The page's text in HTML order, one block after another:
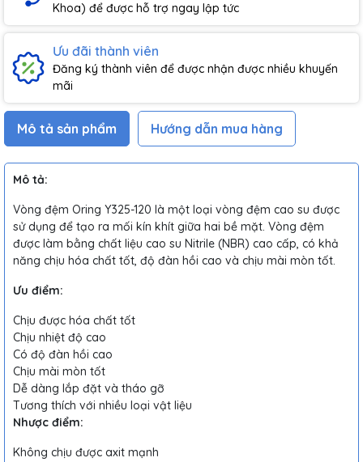
Khoa) để được hỗ trợ ngay lập tức
Ưu đãi thành viên
Đăng ký thành viên để được nhận được nhiều khuyến
mãi
Mô tả sản phẩm Hướng dẫn mua hàng
Mô tả:
Vòng đệm Oring Y325-120 là một loại vòng đệm cao su được
sử dụng để tạo ra mối kín khít giữa hai bề mặt. Vòng đệm
được làm bằng chất liệu cao su Nitrile (NBR) cao cấp, có khả
năng chịu hóa chất tốt, độ đàn hồi cao và chịu mài mòn tốt.
Ưu điểm:
Chịu được hóa chất tốt
Chịu nhiệt độ cao
Có độ đàn hồi cao
Chịu mài mòn tốt
Dễ dàng lắp đặt và tháo gỡ
Tương thích với nhiều loại vật liệu
Nhược điểm:
Không chịu được axit mạnh